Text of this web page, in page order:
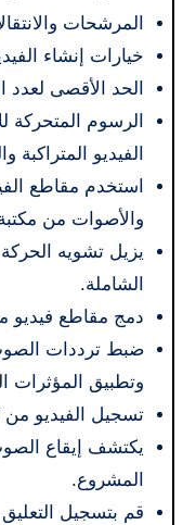
المرشحات
خيارات إنشاء
الحد الأقصى
الرسوم المتحركة
الفيديو المتراكبة
استخدم مقاطع
والأصوات من
يزيل تشويه
الشاملة.
دمج مقاطع فيديو
ضبط ترددات
وتطبيق المؤثرات
تسجيل الفيديو من
يكتشف إيقاع الصوت
المشروع.
قم بتسجيل